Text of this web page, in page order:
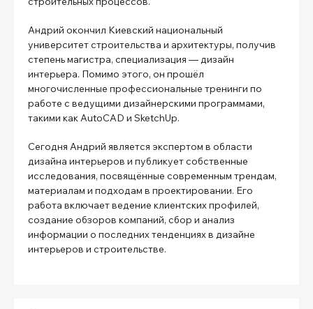
Андрий окончил Киевский национальный
университет строительства и архитектуры, получив
степень магистра, специализация — дизайн
интерьера. Помимо этого, он прошёл
многочисленные профессиональные тренинги по
работе с ведущими дизайнерскими программами,
такими как AutoCAD и SketchUp.
Сегодня Андрий является экспертом в области
дизайна интерьеров и публикует собственные
исследования, посвящённые современным трендам,
материалам и подходам в проектировании. Его
работа включает ведение клиентских профилей,
создание обзоров компаний, сбор и анализ
информации о последних тенденциях в дизайне
интерьеров и строительстве.